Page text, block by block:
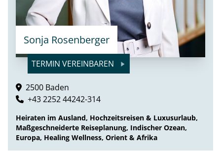
Sonja Rosenberger
TERMIN VEREINBAREN
2500 Baden
+43 2252 44242-314
Heiraten im Ausland, Hochzeitsreisen & Luxusurlaub,
Maßgeschneiderte Reiseplanung, Indischer Ozean,
Europa, Healing Wellness, Orient & Afrika